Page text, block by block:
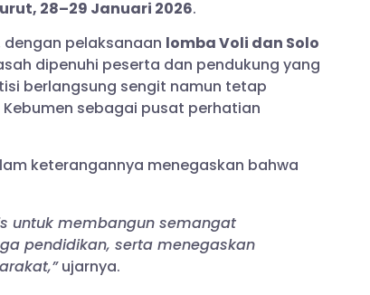
28–29 Januari 2026.
dengan pelaksanaan lomba Voli dan Solo
dipenuhi peserta dan pendukung yang
berlangsung sengit namun tetap
sebagai pusat perhatian
keterangannya menegaskan bahwa
untuk membangun semangat
pendidikan, serta menegaskan
ujarnya.